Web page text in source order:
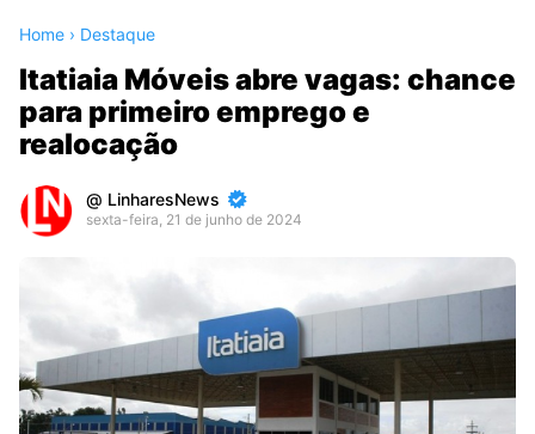
Home › Destaque
Itatiaia Móveis abre vagas: chance
para primeiro emprego e
realocação
LinharesNews
sexta-feira, 21 de junho de 2024
Design
With
Shroff
Templates